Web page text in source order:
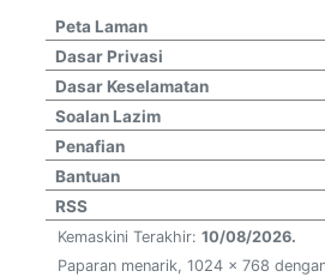
Peta Laman
Dasar Privasi
Dasar Keselamatan
Soalan Lazim
Penafian
Bantuan
RSS
Kemaskini Terakhir: 10/08/2026.
Paparan menarik, 1024 x 768